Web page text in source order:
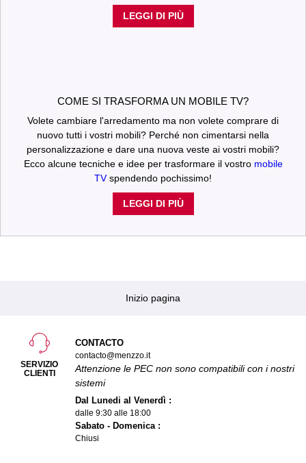
LEGGI DI PIÙ
COME SI TRASFORMA UN MOBILE TV?
Volete cambiare l'arredamento ma non volete comprare di
nuovo tutti i vostri mobili? Perché non cimentarsi nella
personalizzazione e dare una nuova veste ai vostri mobili?
Ecco alcune tecniche e idee per trasformare il vostro mobile
TVspendendo pochissimo!
LEGGI DI PIÙ
Inizio pagina
SERVIZIO
CLIENTI
CONTACTO
contacto@menzzo.it
Attenzione le PEC non sono compatibili con i nostri
sistemi
Dal Lunedi al Venerdì :
dalle 9:30 alle 18:00
Sabato - Domenica :
Chiusi